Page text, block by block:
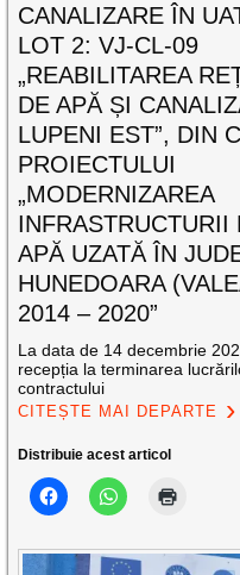
CANALIZARE ÎN
LOT 2: VJ-CL-09
„REABILITAREA
DE APĂ ȘI
LUPENI EST”, DIN
PROIECTULUI
„MODERNIZAREA
INFRASTRUCTURII
APĂ UZATĂ ÎN
HUNEDOARA
2014 – 2020”
La data de 14 decembrie
recepția la terminarea
contractului
CITEȘTE MAI DEPARTE
Distribuie acest articol